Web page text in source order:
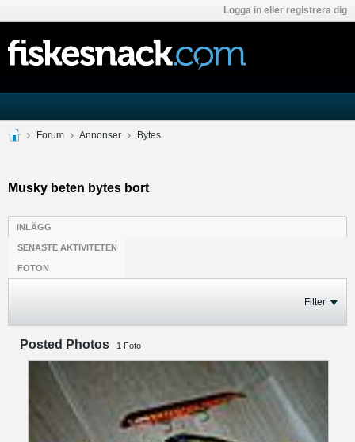
Logga in eller registrera dig
Forum Annonser Bytes
Musky beten bytes bort
INLÄGG
SENASTE AKTIVITETEN
FOTON
Filter
Posted Photos 1 Foto